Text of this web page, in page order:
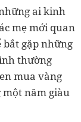
ai kinh
mẹ mới quan
gặp những
thường
mua vàng
một năm giàu